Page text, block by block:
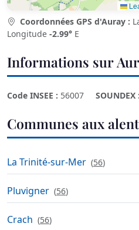
Coordonnées GPS d'Auray :
Longitude -2.99° E
Informations sur
Code INSEE : 56007 SOUNDEX :
Communes aux
La Trinité-sur-Mer (56)
Pluvigner (56)
Crach (56)